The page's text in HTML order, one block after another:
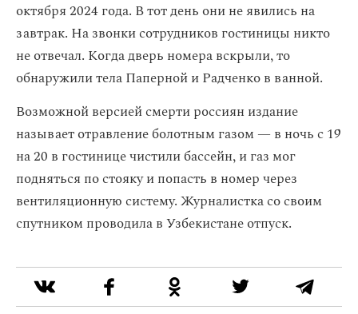
октября 2024 года. В тот день они не явились на
завтрак. На звонки сотрудников гостиницы никто
не отвечал. Когда дверь номера вскрыли, то
обнаружили тела Паперной и Радченко в ванной.
Возможной версией смерти россиян издание
называет отравление болотным газом — в ночь с 19
на 20 в гостинице чистили бассейн, и газ мог
подняться по стояку и попасть в номер через
вентиляционную систему. Журналистка со своим
спутником проводила в Узбекистане отпуск.